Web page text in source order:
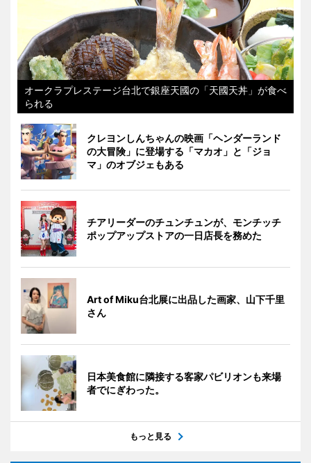
オークラプレステージ台北で銀座天國の「天國天丼」が食べ
られる
クレヨンしんちゃんの映画「ヘンダーランド
の大冒険」に登場する「マカオ」と「ジョ
マ」のオブジェもある
チアリーダーのチュンチュンが、モンチッチ
ポップアップストアの一日店長を務めた
Art of Miku台北展に出品した画家、山下千里
さん
日本美食館に隣接する客家パビリオンも来場
者でにぎわった。
もっと見る